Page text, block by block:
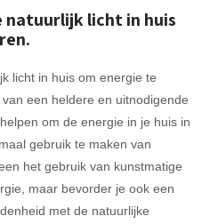
natuurlijk licht in huis
licht in huis om energie te
een heldere en uitnodigende
om de energie in je huis in
gebruik te maken van
het gebruik van kunstmatige
maar bevorder je ook een
met de natuurlijke